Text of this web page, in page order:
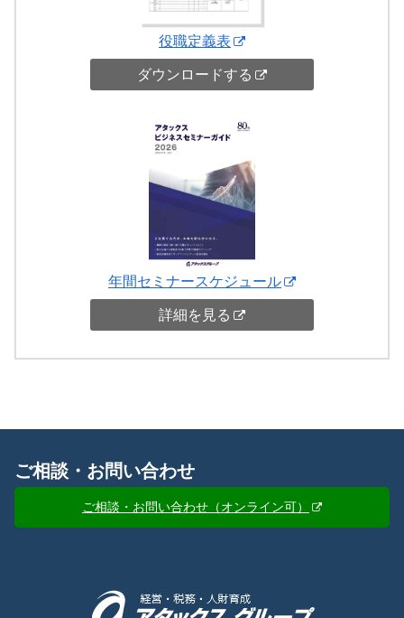
役職定義表
ダウンロードする
年間セミナースケジュール
詳細を見る
ご相談・お問い合わせ
ご相談・お問い合わせ（オンライン可）